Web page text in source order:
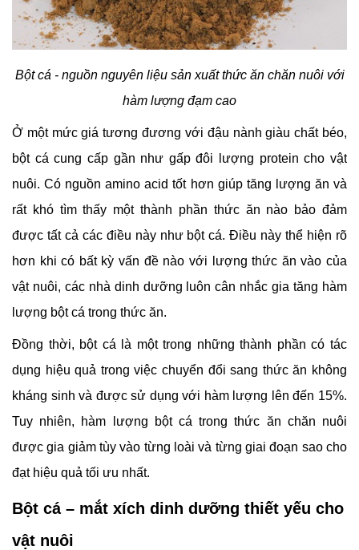
Bột cá - nguồn nguyên liệu sản xuất thức ăn chăn nuôi với
hàm lượng đạm cao
Ở một mức giá tương đương với đậu nành giàu chất béo,
bột cá cung cấp gần như gấp đôi lượng protein cho vật
nuôi. Có nguồn amino acid tốt hơn giúp tăng lượng ăn và
rất khó tìm thấy một thành phần thức ăn nào bảo đảm
được tất cả các điều này như bột cá. Điều này thể hiện rõ
hơn khi có bất kỳ vấn đề nào với lượng thức ăn vào của
vật nuôi, các nhà dinh dưỡng luôn cân nhắc gia tăng hàm
lượng bột cá trong thức ăn.
Đồng thời, bột cá là một trong những thành phần có tác
dụng hiệu quả trong việc chuyển đổi sang thức ăn không
kháng sinh và được sử dụng với hàm lượng lên đến 15%.
Tuy nhiên, hàm lượng bột cá trong thức ăn chăn nuôi
được gia giảm tùy vào từng loài và từng giai đoạn sao cho
đạt hiệu quả tối ưu nhất.
Bột cá – mắt xích dinh dưỡng thiết yếu cho
vật nuôi